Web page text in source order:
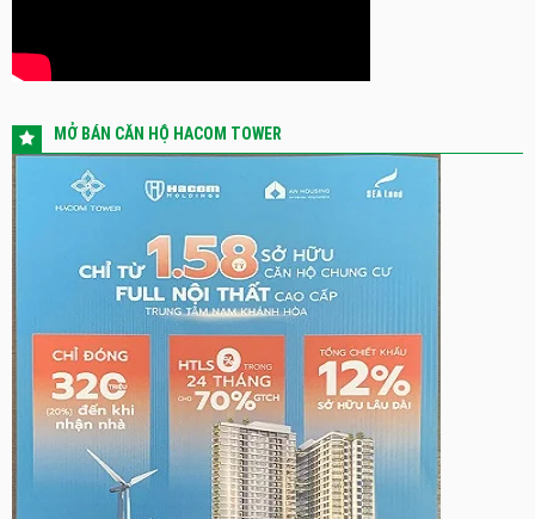
MỞ BÁN CĂN HỘ HACOM TOWER